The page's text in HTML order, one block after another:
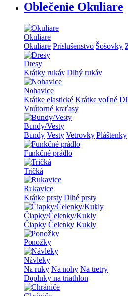
Oblečenie Okuliare
Okuliare
Okuliare Príslušenstvo Šošovky
Dresy
Krátky rukáv Dlhý rukáv
Nohavice
Krátke elastické Krátke voľné
Vnútorné kraťasy
Bundy/Vesty
Bundy Vesty Vetrovky Pláštenky
Funkčné prádlo
Tričká
Rukavice
Krátke prsty Dlhé prsty
Čiapky/Čelenky/Kukly
Čiapky Čelenky Kukly
Ponožky
Návleky
Na ruky Na nohy Na tretry
Doplnky na triathlon